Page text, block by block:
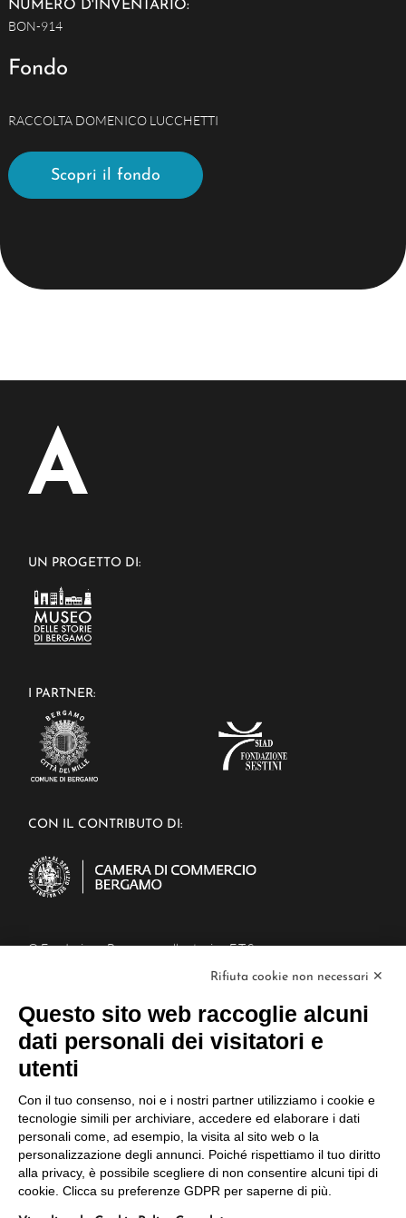
NUMERO D'INVENTARIO:
BON-914
Fondo
RACCOLTA DOMENICO LUCCHETTI
Scopri il fondo
UN PROGETTO DI:
I PARTNER:
CON IL CONTRIBUTO DI:
© Fondazione Bergamo nella storia - E.T.S.
PEC: fondazionebergamonellastoria@cert.aconet.it
L
a
p
a
g
i
n
a
L
i
n
L
a
p
a
g
i
n
a
F
a
L
a
g
i
n
a
I
n
s
Il Progetto
L’Archivio
I Servizi
Gli Approfondimenti
Rifiuta cookie non necessari ✕
Questo sito web raccoglie alcuni
dati personali dei visitatori e
utenti
Con il tuo consenso, noi e i nostri partner utilizziamo i cookie e
tecnologie simili per archiviare, accedere ed elaborare i dati
personali come, ad esempio, la visita al sito web o la
personalizzazione degli annunci. Poiché rispettiamo il tuo diritto
alla privacy, è possibile scegliere di non consentire alcuni tipi di
cookie. Clicca su preferenze GDPR per saperne di più.